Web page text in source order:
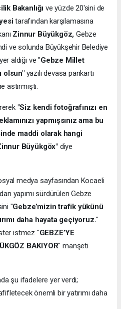
Bakanlığı ve yüzde 20'sini de
tarafından karşılamasına
Zinnur Büyükgöz, Gebze
ve solunda Büyükşehir Belediye
aldığı ve "Gebze Millet
olsun"yazılı devasa pankartı
astırmıştı.
"Siz kendi fotoğrafınızı en
yapmışsınız ama bu
maddi olarak hangi
Büyükgöx" diye
medya sayfasından Kocaeli
yapımı sürdürülen Gebze
"Gebze’mizin trafik yükünü
daha hayata geçiyoruz."
istmez "GEBZE’YE
BAKIYOR" manşeti
şu ifadelere yer verdi;
önemli bir yatırımı daha